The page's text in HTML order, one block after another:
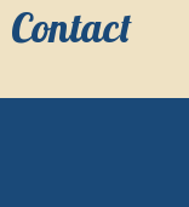
Contact